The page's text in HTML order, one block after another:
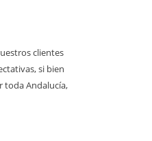
clientes
si bien
toda Andalucía,